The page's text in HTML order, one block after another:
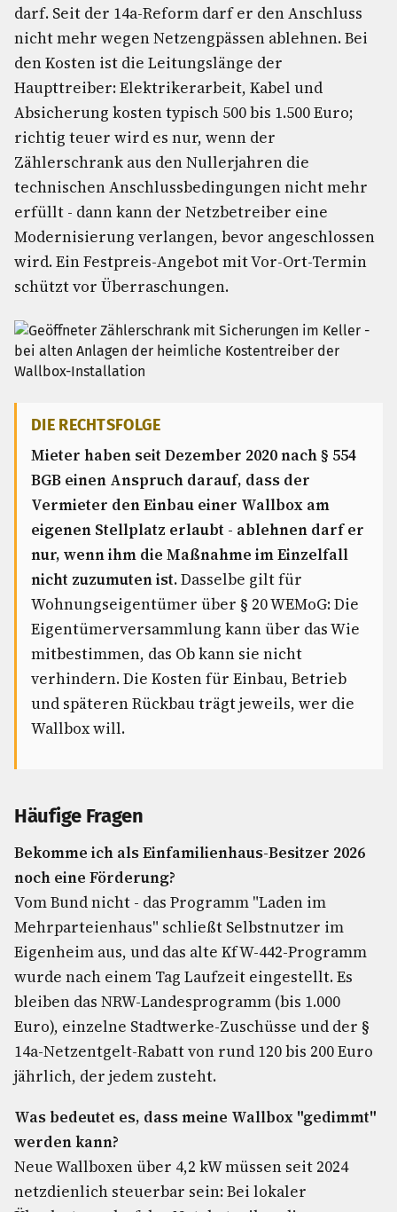
darf. Seit der 14a-Reform darf er den Anschluss
nicht mehr wegen Netzengpässen ablehnen. Bei
den Kosten ist die Leitungslänge der
Haupttreiber: Elektrikerarbeit, Kabel und
Absicherung kosten typisch 500 bis 1.500 Euro;
richtig teuer wird es nur, wenn der
Zählerschrank aus den Nullerjahren die
technischen Anschlussbedingungen nicht mehr
erfüllt - dann kann der Netzbetreiber eine
Modernisierung verlangen, bevor angeschlossen
wird. Ein Festpreis-Angebot mit Vor-Ort-Termin
schützt vor Überraschungen.
DIE RECHTSFOLGE
Mieter haben seit Dezember 2020 nach § 554
BGB einen Anspruch darauf, dass der
Vermieter den Einbau einer Wallbox am
eigenen Stellplatz erlaubt - ablehnen darf er
nur, wenn ihm die Maßnahme im Einzelfall
nicht zuzumuten ist.Dasselbe gilt für
Wohnungseigentümer über § 20 WEMoG: Die
Eigentümerversammlung kann über das Wie
mitbestimmen, das Ob kann sie nicht
verhindern. Die Kosten für Einbau, Betrieb
und späteren Rückbau trägt jeweils, wer die
Wallbox will.
Häufige Fragen
Bekomme ich als Einfamilienhaus-Besitzer 2026
noch eine Förderung?
Vom Bund nicht - das Programm "Laden im
Mehrparteienhaus" schließt Selbstnutzer im
Eigenheim aus, und das alte KfW-442-Programm
wurde nach einem Tag Laufzeit eingestellt. Es
bleiben das NRW-Landesprogramm (bis 1.000
Euro), einzelne Stadtwerke-Zuschüsse und der §
14a-Netzentgelt-Rabatt von rund 120 bis 200 Euro
jährlich, der jedem zusteht.
Was bedeutet es, dass meine Wallbox "gedimmt"
werden kann?
Neue Wallboxen über 4,2 kW müssen seit 2024
netzdienlich steuerbar sein: Bei lokaler